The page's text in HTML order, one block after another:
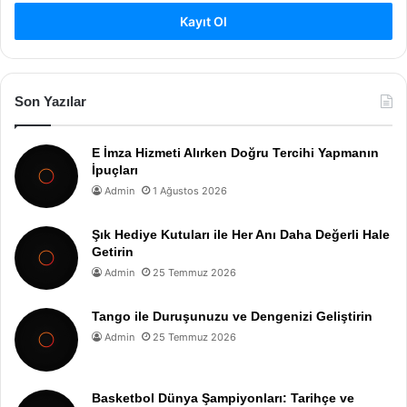
Kayıt Ol
Son Yazılar
E İmza Hizmeti Alırken Doğru Tercihi Yapmanın
İpuçları
Admin 1 Ağustos 2026
Şık Hediye Kutuları ile Her Anı Daha Değerli Hale
Getirin
Admin 25 Temmuz 2026
Tango ile Duruşunuzu ve Dengenizi Geliştirin
Admin 25 Temmuz 2026
Basketbol Dünya Şampiyonları: Tarihçe ve